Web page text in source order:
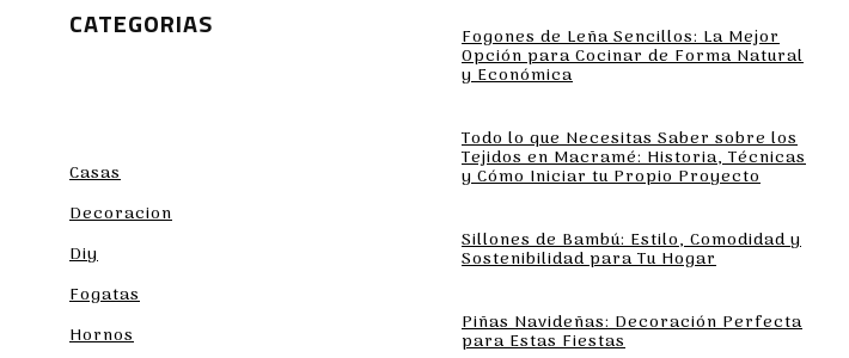
CATEGORIAS
Casas
Decoracion
Diy
Fogatas
Hornos
Fogones de Leña Sencillos: La Mejor
Opción para Cocinar de Forma Natural
y Económica
Todo lo que Necesitas Saber sobre los
Tejidos en Macramé: Historia, Técnicas
y Cómo Iniciar tu Propio Proyecto
Sillones de Bambú: Estilo, Comodidad y
Sostenibilidad para Tu Hogar
Piñas Navideñas: Decoración Perfecta
para Estas Fiestas